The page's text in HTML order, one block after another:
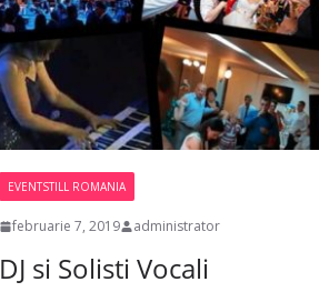
EVENTSTILL ROMANIA
februarie 7, 2019 administrator
DJ si Solisti Vocali